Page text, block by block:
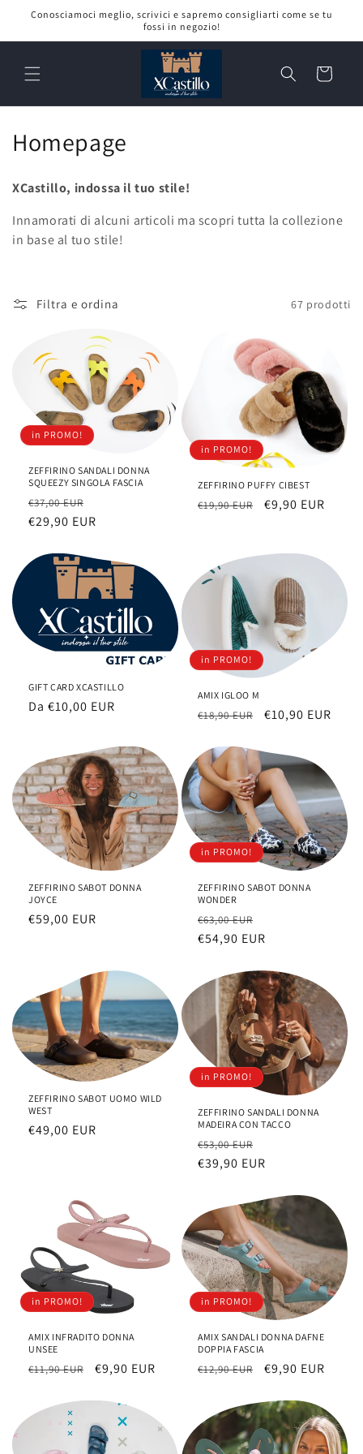
direttamente
Conosciamoci meglio, scrivici e sapremo consigliarti come se tu
fossi in negozio!
Carrello
C
l
z
e
Homepage
XCastillo, indossa il tuo stile!
Innamorati di alcuni articoli ma scopri tutta la collezione
in base al tuo stile!
Filtra e ordina 67 prodotti
in PROMO!
ZEFFIRINO SANDALI DONNA
SQUEEZY SINGOLA FASCIA
Prezzo
di
€37,00 EUR
scontato
€29,90 EUR
in PROMO!
ZEFFIRINO PUFFY CIBEST
Prezzo
€19,90 EUR
Prezzo
€9,90 EUR
GIFT CARD XCASTILLO
Prezzo
Da €10,00 EUR
in PROMO!
AMIX IGLOO M
Prezzo
listino
€18,90 EUR
Prezzo
€10,90 EUR
ZEFFIRINO SABOT DONNA
JOYCE
Prezzo
€59,00 EUR
in PROMO!
ZEFFIRINO SABOT DONNA
WONDER
Prezzo
di
€63,00 EUR
scontato
€54,90 EUR
ZEFFIRINO SABOT UOMO WILD
WEST
Prezzo
€49,00 EUR
in PROMO!
ZEFFIRINO SANDALI DONNA
MADEIRA CON TACCO
Prezzo
di
€53,00 EUR
scontato
€39,90 EUR
in PROMO!
AMIX INFRADITO DONNA
UNSEE
Prezzo
listino
€11,90 EUR
Prezzo
€9,90 EUR
in PROMO!
AMIX SANDALI DONNA DAFNE
DOPPIA FASCIA
Prezzo
listino
€12,90 EUR
Prezzo
€9,90 EUR